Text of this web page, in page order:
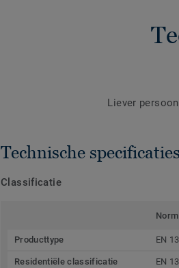
Liever
Technische specificaties
Classificatie
Norm
Producttype EN
Residentiële classificatie EN